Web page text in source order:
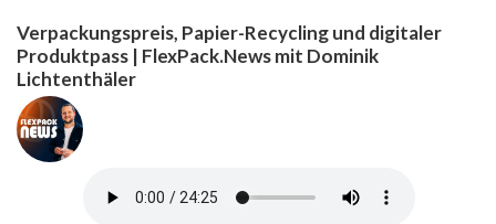
Verpackungspreis, Papier-Recycling und digitaler
Produktpass | FlexPack.News mit Dominik
Lichtenthäler